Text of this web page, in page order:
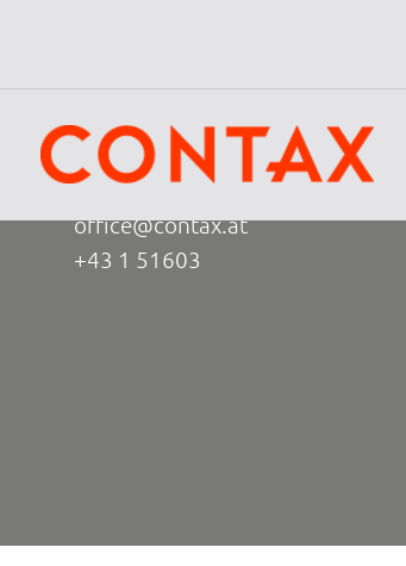
CONTAX
Seilerstätte 16, 1010 Vienna
office@contax.at
+43 1 51603